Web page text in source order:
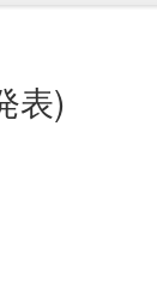
表)